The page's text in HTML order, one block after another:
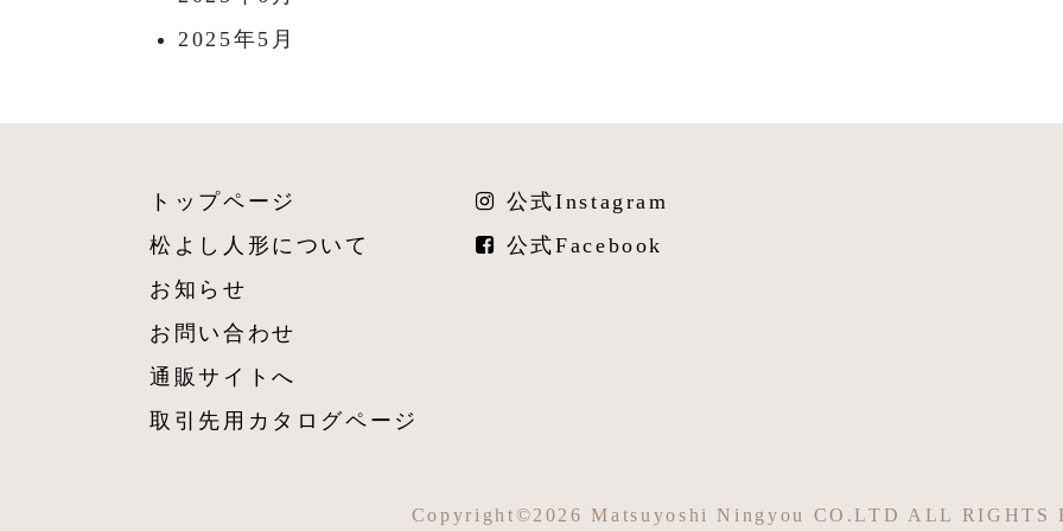
2025年5月
トップページ
松よし人形について
お知らせ
お問い合わせ
通販サイトへ
取引先用カタログページ
公式Instagram
公式Facebook
Copyright©2026 Matsuyoshi Ningyou CO.LTD ALL RIGHTS